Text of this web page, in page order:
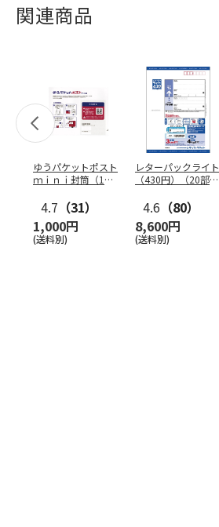
関連商品
ゆうパケットポスト
ｍｉｎｉ封筒（1個
4.7 （31）
1,000円
(送料別)
レターパックライト
（430円）（20部セ
4.6 （80）
8,600円
(送料別)